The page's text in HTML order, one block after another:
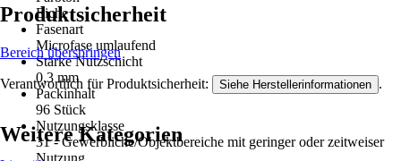
Eiche
Fasenart
Microfase umlaufend
Stärke Nutzschicht
0,3 mm
Packinhalt
96 Stück
Nutzungsklasse
31 - Gewerbliche/Objektbereiche mit geringer oder zeitweiser
Nutzung
Produktsicherheit
Bereich überspringen
Verantwortlich für Produktsicherheit: Siehe Herstellerinformationen .
Weitere Kategorien